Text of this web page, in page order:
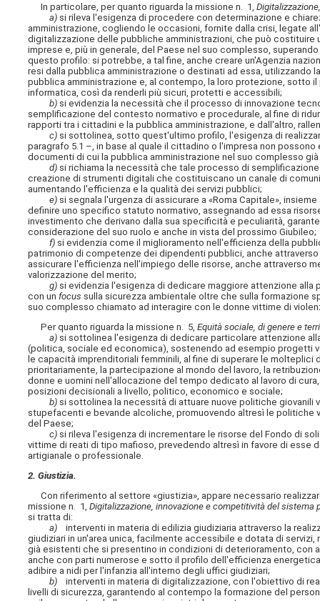
In particolare, per quanto riguarda la missione n. 1,
a) si rileva l'esigenza di procedere con determinazione e
amministrazione, cogliendo le occasioni, fornite dalla crisi, legate
digitalizzazione delle pubbliche amministrazioni, che può
imprese e, più in generale, del Paese nel suo complesso,
questo profilo: si potrebbe, a tal fine, anche creare un'Agenzia
resi dalla pubblica amministrazione o destinati ad essa, utilizzando
pubblica amministrazione e, al contempo, la loro protezione,
informatica, così da renderli più sicuri, protetti e accessibili;
b) si evidenzia la necessità che il processo di innovazione
semplificazione del contesto normativo e procedurale, al fine di
rapporti tra i cittadini e la pubblica amministrazione, e dall'altro,
c) si sottolinea, sotto quest'ultimo profilo, l'esigenza di
paragrafo 5.1 –, in base al quale il cittadino o l'impresa non
documenti di cui la pubblica amministrazione nel suo complesso
d) si richiama la necessità che tale processo di
creazione di strumenti digitali che costituiscano un canale di
aumentando l'efficienza e la qualità dei servizi pubblici;
e) si segnala l'urgenza di assicurare a «Roma Capitale»,
definire uno specifico statuto normativo, assegnando ad essa
investimento che derivano dalla sua specificità e peculiarità,
considerazione del suo ruolo e anche in vista del prossimo Giubileo;
f) si evidenzia come il miglioramento nell'efficienza della
patrimonio di competenze dei dipendenti pubblici, anche
assicurare l'efficienza nell'impiego delle risorse, anche attraverso
valorizzazione del merito;
g) si evidenzia l'esigenza di dedicare maggiore attenzione
con unfocus sulla sicurezza ambientale oltre che sulla formazione
suo complesso chiamato ad interagire con le donne vittime di
Per quanto riguarda la missione n. 5,Equità sociale, di genere e
a) si sottolinea l'esigenza di dedicare particolare attenzione
(politica, sociale ed economica), sostenendo ad esempio progetti
le capacità imprenditoriali femminili, al fine di superare le
prioritariamente, la partecipazione al mondo del lavoro, la
donne e uomini nell'allocazione del tempo dedicato al lavoro di
posizioni decisionali a livello, politico, economico e sociale;
b) si sottolinea la necessità di attuare nuove politiche
stupefacenti e bevande alcoliche, promuovendo altresì le
del Paese;
c) si rileva l'esigenza di incrementare le risorse del Fondo di
vittime di reati di tipo mafioso, prevedendo altresì in favore di esse
artigianale o professionale.
2. Giustizia.
Con riferimento al settore «giustizia», appare necessario
missione n. 1,Digitalizzazione, innovazione e competitività del sistema
si tratta di:
a) interventi in materia di edilizia giudiziaria attraverso la
giudiziari in un'area unica, facilmente accessibile e dotata di
già esistenti che si presentino in condizioni di deterioramento,
anche con parti numerose e sotto il profilo dell'efficienza
adibire a nidi per l'infanzia all'interno degli uffici giudiziari;
b) interventi in materia di digitalizzazione, con l'obiettivo di
livelli di sicurezza, garantendo al contempo la formazione del